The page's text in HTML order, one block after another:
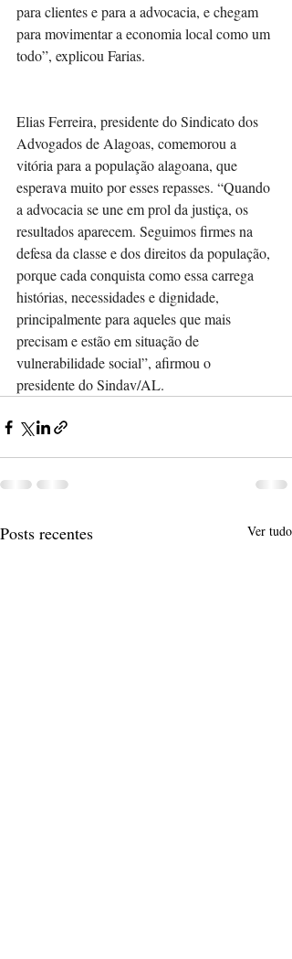
para clientes e para a advocacia, e chegam
para movimentar a economia local como um
todo”, explicou Farias.
Elias Ferreira, presidente do Sindicato dos
Advogados de Alagoas, comemorou a
vitória para a população alagoana, que
esperava muito por esses repasses. “Quando
a advocacia se une em prol da justiça, os
resultados aparecem. Seguimos firmes na
defesa da classe e dos direitos da população,
porque cada conquista como essa carrega
histórias, necessidades e dignidade,
principalmente para aqueles que mais
precisam e estão em situação de
vulnerabilidade social”, afirmou o
presidente do Sindav/AL.
Posts recentes Ver tudo